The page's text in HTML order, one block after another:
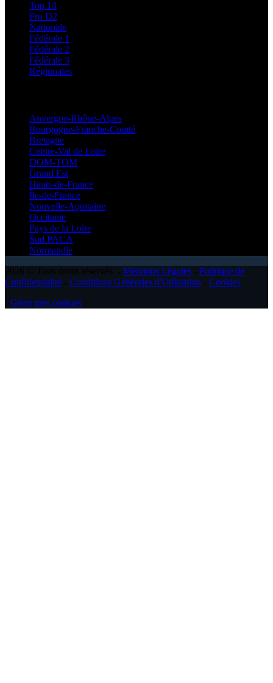
Top 14
Pro D2
Nationale
Fédérale 1
Fédérale 2
Fédérale 3
Régionales
Auvergne-Rhône-Alpes
Bourgogne-Franche-Comté
Bretagne
Centre-Val de Loire
DOM-TOM
Grand Est
Hauts-de-France
Île-de-France
Nouvelle-Aquitaine
Occitanie
Pays de la Loire
Sud PACA
Normandie
Mentions Légales
Politique de
Confidentialité
Conditions Générales d'Utilisation
Cookies
Gérer mes cookies